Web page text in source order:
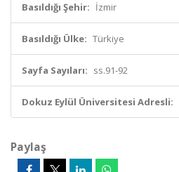
Basıldığı Şehir: İzmir
Basıldığı Ülke: Türkiye
Sayfa Sayıları: ss.91-92
Dokuz Eylül Üniversitesi Adresli:
Paylaş